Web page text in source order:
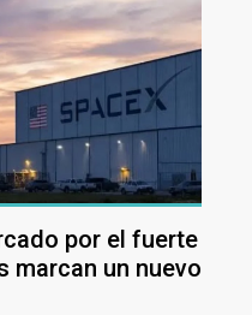
por el fuerte
marcan un nuevo